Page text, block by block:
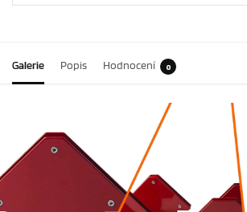
Galerie Popis Hodnocení 0